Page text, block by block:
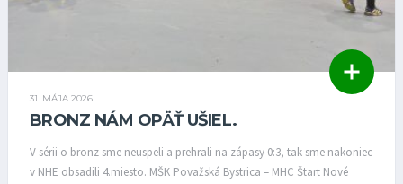
31. MÁJA 2026
BRONZ NÁM OPÄŤ UŠIEL.
V sérii o bronz sme neuspeli a prehrali na zápasy 0:3, tak sme nakoniec
v NHE obsadili 4.miesto. MŠK Považská Bystrica – MHC Štart Nové